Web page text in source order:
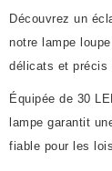
Découvrez un
notre lampe
délicats et précis
Équipée de 30
lampe garantit
fiable pour les